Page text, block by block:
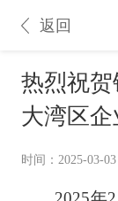
返回
热烈祝贺
大湾区
时间：2025-03-03